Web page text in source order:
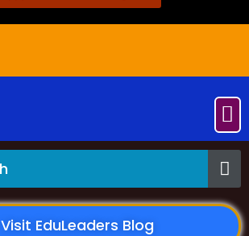
Visit EduLeaders Blog